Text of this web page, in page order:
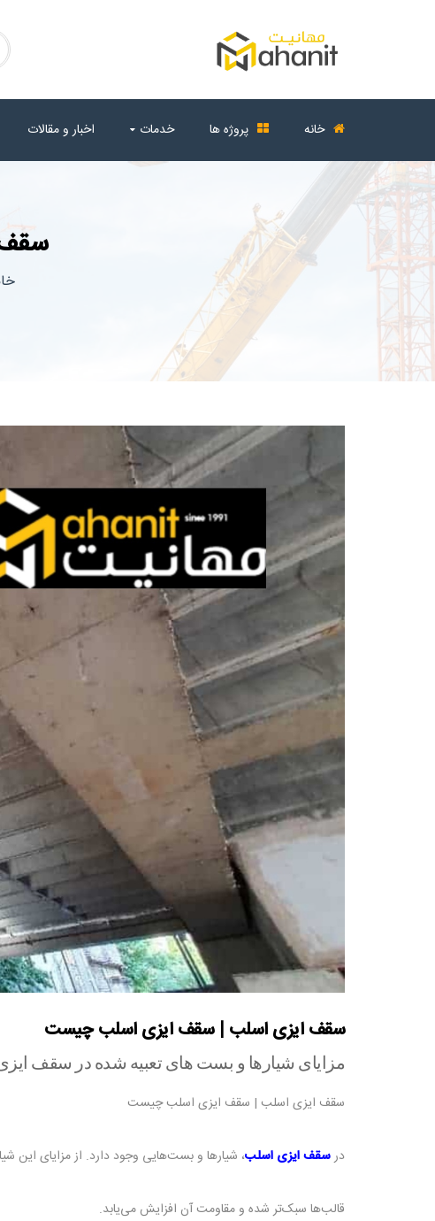
خانه پروژه ها خدمات اخبار و مقالات
سقف ایزی اسلب | سقف ایزی اسلب چیست
مزایای شیارها و بست‌ های تعبیه شده در سقف
سقف ایزی اسلب | سقف ایزی اسلب چیست
درسقف ایزی اسلب، شیارها و بست‌هایی وجود دارد. از مزایای این
قالب‌ها سبک‌تر شده و مقاومت آن افزایش می‌یابد.